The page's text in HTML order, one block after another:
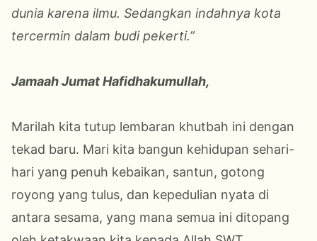
dunia karena ilmu. Sedangkan indahnya kota
tercermin dalam budi pekerti.”
Jamaah Jumat Hafidhakumullah,
Marilah kita tutup lembaran khutbah ini dengan
tekad baru. Mari kita bangun kehidupan sehari-
hari yang penuh kebaikan, santun, gotong
royong yang tulus, dan kepedulian nyata di
antara sesama, yang mana semua ini ditopang